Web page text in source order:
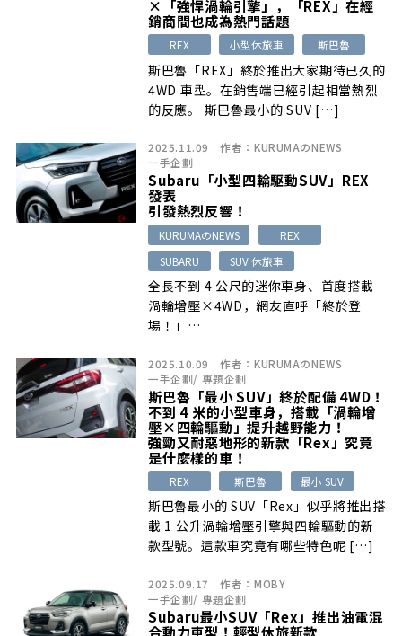
×「強悍渦輪引擎」，「REX」在經
銷商間也成為熱門話題
REX 小型休旅車 斯巴魯
斯巴魯「REX」終於推出大家期待已久的
4WD 車型。在銷售端已經引起相當熱烈
的反應。 斯巴魯最小的 SUV […]
2025.11.09 作者： KURUMAのNEWS
一手企劃
Subaru「小型四輪駆動SUV」REX
發表
引發熱烈反響！
KURUMAのNEWS
REX
SUBARU
SUV 休旅車
全長不到 4 公尺的迷你車身、首度搭載
渦輪增壓×4WD，網友直呼「終於登
場！」…
2025.10.09 作者： KURUMAのNEWS
一手企劃/ 專題企劃
斯巴魯「最小 SUV」終於配備 4WD！
不到 4 米的小型車身，搭載「渦輪增
壓×四輪驅動」提升越野能力！
強勁又耐惡地形的新款「Rex」究竟
是什麼樣的車！
REX 斯巴魯 最小 SUV
斯巴魯最小的 SUV「Rex」似乎將推出搭
載 1 公升渦輪增壓引擎與四輪驅動的新
款型號。這款車究竟有哪些特色呢 […]
2025.09.17 作者： MOBY
一手企劃/ 專題企劃
Subaru最小SUV「Rex」推出油電混
合動力車型！輕型休旅新款